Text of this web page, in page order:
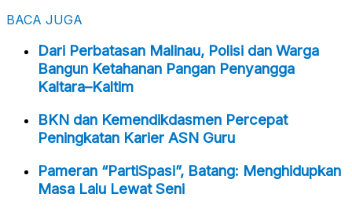
BACA JUGA
Dari Perbatasan Malinau, Polisi dan Warga
Bangun Ketahanan Pangan Penyangga
Kaltara–Kaltim
BKN dan Kemendikdasmen Percepat
Peningkatan Karier ASN Guru
Pameran “PartiSpasi”, Batang: Menghidupkan
Masa Lalu Lewat Seni